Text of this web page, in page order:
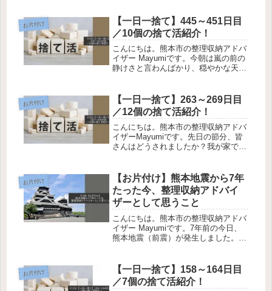
ます。（出典元：整理収納アドバイザ
ー2級テキスト）適正量を決める...
お片付け
【一日一捨て】445～451日目
／10個の捨て活紹介！
こんにちは。熊本市の整理収納アドバ
イザー Mayumiです。今朝は嵐の前の
静けさと言わんばかり、穏やかな天気
台風の影響でしょうか・・・。愛犬こ
はく、しっかりこっち見ておりま...
お片付け
【一日一捨て】263～269日目
／12個の捨て活紹介！
こんにちは。熊本市の整理収納アドバ
イザーMayumiです。先日の節分、皆
さんはどうされましたか？我が家では
それでは、今日は先週一週間分の【一
日一捨て報告】です。宜しければ...
お片付け
【お片付け】熊本地震から7年
たった今、整理収納アドバイ
ザーとして思うこと
こんにちは。熊本市の整理収納アドバ
イザー Mayumiです。7年前の今日、
熊本地震（前震）が発生しました。あ
熊本地震から7年たった今、【整理収
納アドバイザーとして思うこと】...
お片付け
【一日一捨て】158～164日目
／7個の捨て活紹介！